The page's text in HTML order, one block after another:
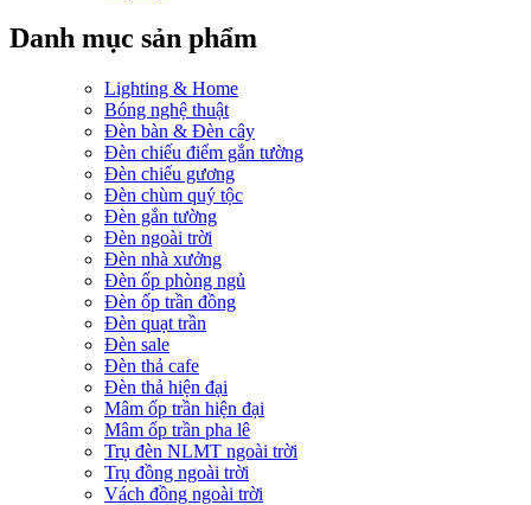
Danh mục sản phẩm
Lighting & Home
Bóng nghệ thuật
Đèn bàn & Đèn cây
Đèn chiếu điểm gắn tường
Đèn chiếu gương
Đèn chùm quý tộc
Đèn gắn tường
Đèn ngoài trời
Đèn nhà xưởng
Đèn ốp phòng ngủ
Đèn ốp trần đồng
Đèn quạt trần
Đèn sale
Đèn thả cafe
Đèn thả hiện đại
Mâm ốp trần hiện đại
Mâm ốp trần pha lê
Trụ đèn NLMT ngoài trời
Trụ đồng ngoài trời
Vách đồng ngoài trời